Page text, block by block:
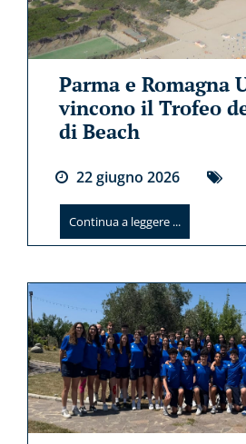
Parma e Romagna
vincono il Trofeo
di Beach
22giugno 2026
Continua a leggere ...